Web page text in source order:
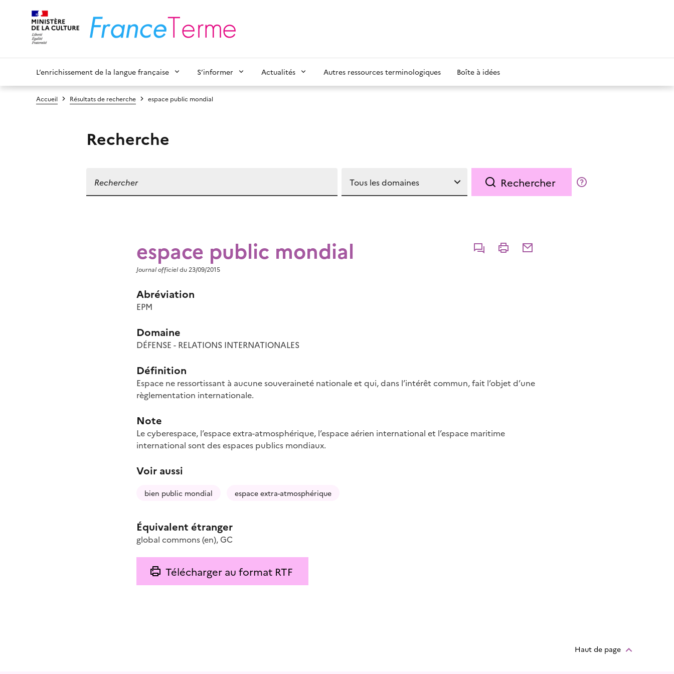
L’enrichissement de la langue française S’informer Actualités Autres ressources terminologiques Boîte à idées
Accueil Résultats de recherche espace public mondial
Recherche
Rechercher
espace public mondial CommenterImprimerPartager par courriel
Journal officieldu 23/09/2015
Abréviation
EPM
Domaine
DÉFENSE - RELATIONS INTERNATIONALES
Définition
Espace ne ressortissant à aucune souveraineté nationale et qui, dans l’intérêt commun, fait l’objet d’une
règlementation internationale.
Note
Le cyberespace, l’espace extra-atmosphérique, l’espace aérien international et l’espace maritime
international sont des espaces publics mondiaux.
Voir aussi
bien public mondial espace extra-atmosphérique
Équivalent étranger
global commons(en),GC
Télécharger au format RTF
Haut de page